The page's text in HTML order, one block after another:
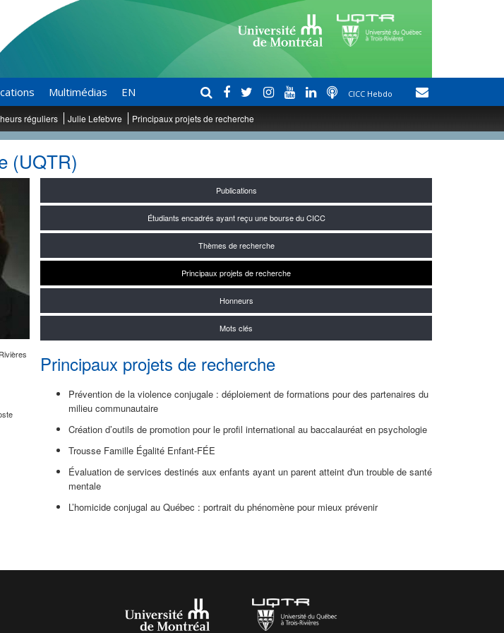
Multimédias EN CICC Hebdo
réguliers Julie Lefebvre Principaux projets de recherche
(UQTR)
Publications
Étudiants encadrés ayant reçu une bourse du CICC
Thèmes de recherche
Principaux projets de recherche
Honneurs
Mots clés
Principaux projets de recherche
Prévention de la violence conjugale : déploiement de formations pour des partenaires du
milieu communautaire
Création d’outils de promotion pour le profil international au baccalauréat en psychologie
Trousse Famille Égalité Enfant-FÉE
Évaluation de services destinés aux enfants ayant un parent atteint d'un trouble de santé
mentale
L’homicide conjugal au Québec : portrait du phénomène pour mieux prévenir